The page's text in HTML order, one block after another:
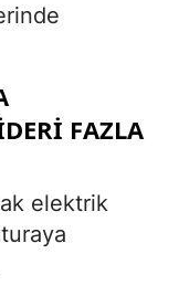
FAZLA
elektrik